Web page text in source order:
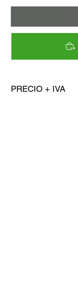
PRECIO + IVA